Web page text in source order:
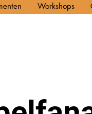
Workshops